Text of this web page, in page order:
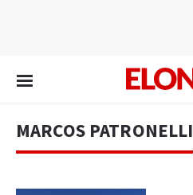
MARCOS PATRONELLI